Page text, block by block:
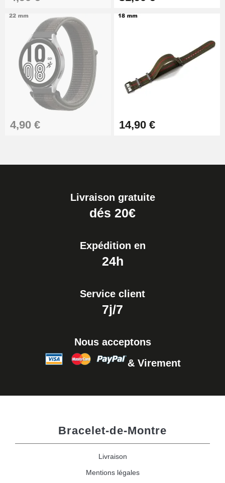
4,90 € 14,90 €
Livraison gratuite
dés 20€
Expédition en
24h
Service client
7j/7
Nous acceptons
& Virement
Bracelet-de-Montre
Livraison
Mentions légales